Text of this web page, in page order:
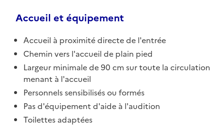
Accueil et équipement
Accueil à proximité directe de l'entrée
Chemin vers l'accueil de plain pied
Largeur minimale de 90 cm sur toute la circulation
menant à l'accueil
Personnels sensibilisés ou formés
Pas d'équipement d'aide à l'audition
Toilettes adaptées